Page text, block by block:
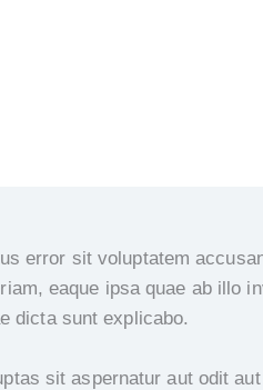
error sit voluptatem
eaque ipsa quae ab illo
dicta sunt explicabo.
sit aspernatur aut odit